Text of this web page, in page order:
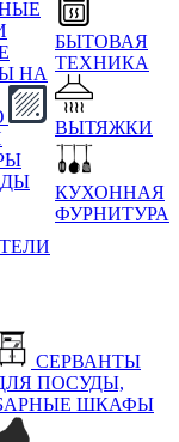
НА
БЫТОВАЯ
ТЕХНИКА
ВЫТЯЖКИ
КУХОННАЯ
ФУРНИТУРА
СЕРВАНТЫ
ПОСУДЫ,
ШКАФЫ